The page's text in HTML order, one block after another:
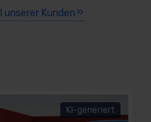
unserer Kunden
KI-generiert